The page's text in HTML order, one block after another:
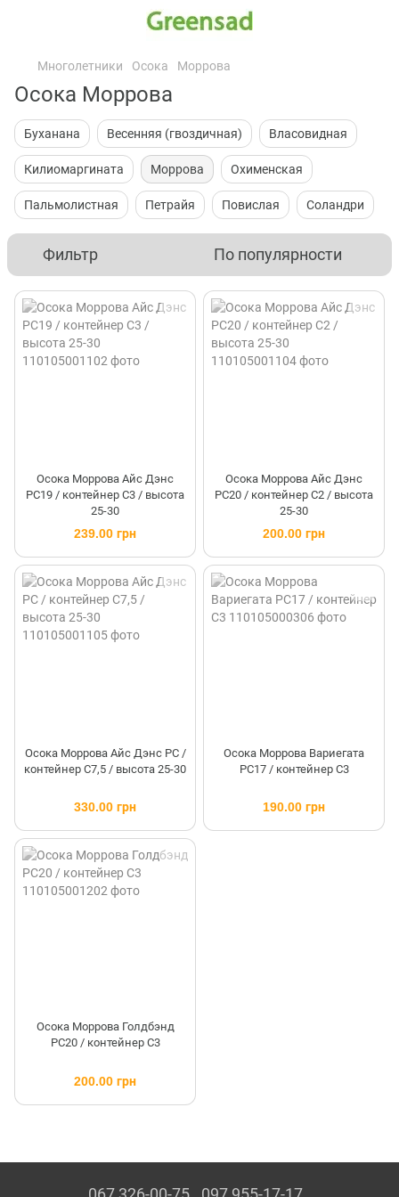
Многолетники Осока Моррова
Осока Моррова
Буханана Весенняя (гвоздичная) Власовидная
Килиомаргината Моррова Охименская
Пальмолистная Петрайя Повислая Соландри
Фильтр По популярности
Осока Моррова Айс Дэнс
PC19 / контейнер C3 / высота
25-30
239.00 грн
Осока Моррова Айс Дэнс
PC20 / контейнер C2 / высота
25-30
200.00 грн
Осока Моррова Айс Дэнс PC /
контейнер C7,5 / высота 25-30
330.00 грн
Осока Моррова Вариегата
PC17 / контейнер C3
190.00 грн
Осока Моррова Голдбэнд
PC20 / контейнер C3
200.00 грн